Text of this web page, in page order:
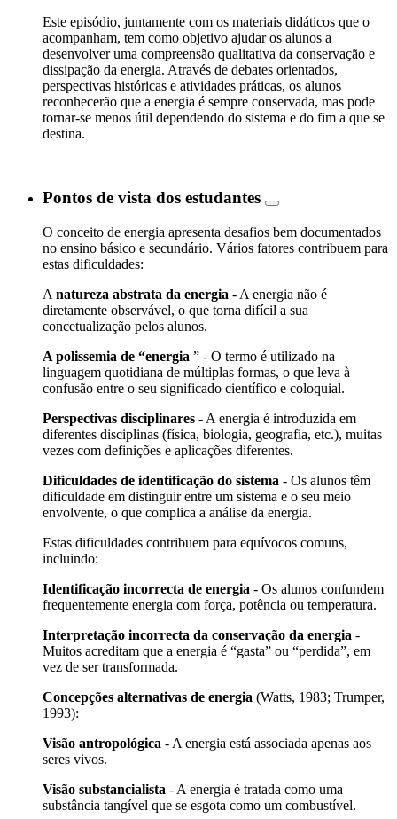
Este episódio, juntamente com os materiais didáticos que o
acompanham, tem como objetivo ajudar os alunos a
desenvolver uma compreensão qualitativa da conservação e
dissipação da energia. Através de debates orientados,
perspectivas históricas e atividades práticas, os alunos
reconhecerão que a energia é sempre conservada, mas pode
tornar-se menos útil dependendo do sistema e do fim a que se
destina.
Pontos de vista dos estudantes
O conceito de energia apresenta desafios bem documentados
no ensino básico e secundário. Vários fatores contribuem para
estas dificuldades:
A natureza abstrata da energia - A energia não é
diretamente observável, o que torna difícil a sua
concetualização pelos alunos.
A polissemia de “energia ” - O termo é utilizado na
linguagem quotidiana de múltiplas formas, o que leva à
confusão entre o seu significado científico e coloquial.
Perspectivas disciplinares - A energia é introduzida em
diferentes disciplinas (física, biologia, geografia, etc.), muitas
vezes com definições e aplicações diferentes.
Dificuldades de identificação do sistema - Os alunos têm
dificuldade em distinguir entre um sistema e o seu meio
envolvente, o que complica a análise da energia.
Estas dificuldades contribuem para equívocos comuns,
incluindo:
Identificação incorrecta de energia - Os alunos confundem
frequentemente energia com força, potência ou temperatura.
Interpretação incorrecta da conservação da energia -
Muitos acreditam que a energia é “gasta” ou “perdida”, em
vez de ser transformada.
Concepções alternativas de energia (Watts, 1983; Trumper,
1993):
Visão antropológica - A energia está associada apenas aos
seres vivos.
Visão substancialista - A energia é tratada como uma
substância tangível que se esgota como um combustível.